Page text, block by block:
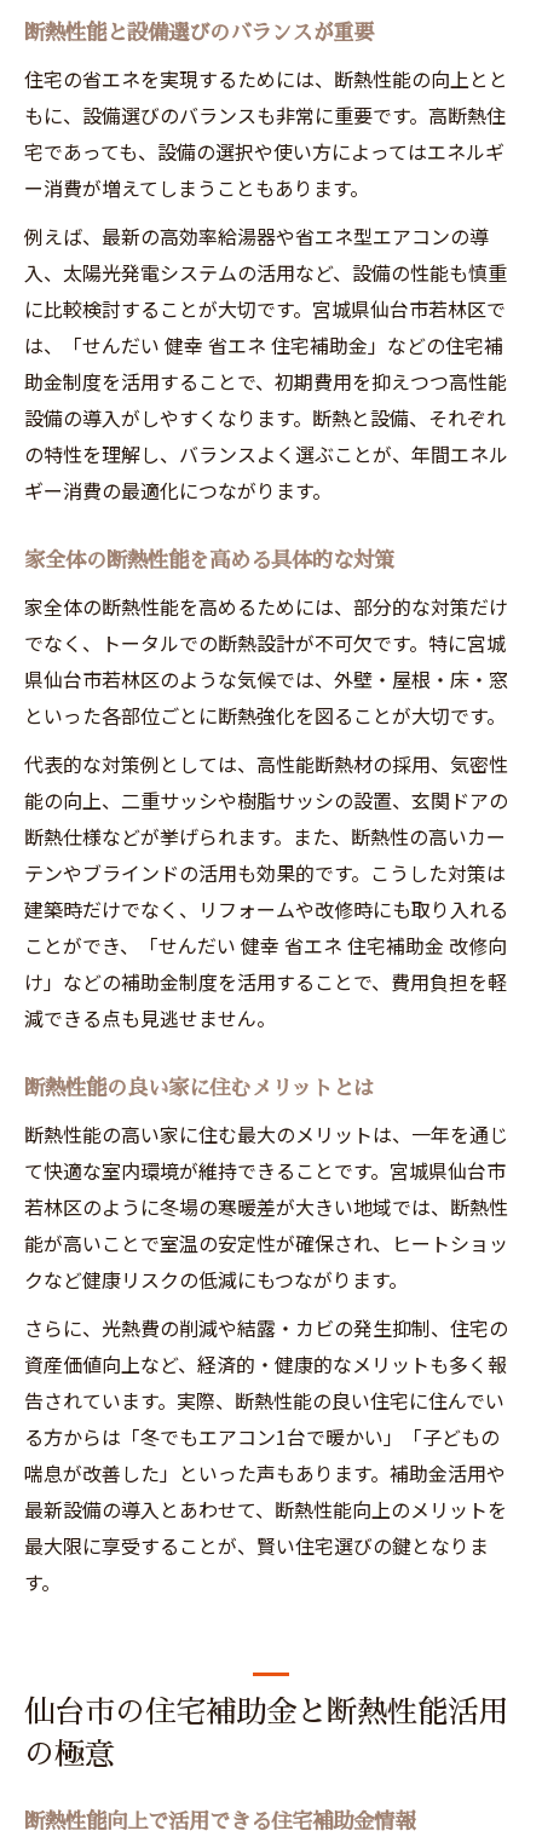
断熱性能と設備選びのバランスが重要
住宅の省エネを実現するためには、断熱性能の向上とと
もに、設備選びのバランスも非常に重要です。高断熱住
宅であっても、設備の選択や使い方によってはエネルギ
ー消費が増えてしまうこともあります。
例えば、最新の高効率給湯器や省エネ型エアコンの導
入、太陽光発電システムの活用など、設備の性能も慎重
に比較検討することが大切です。宮城県仙台市若林区で
は、「せんだい 健幸 省エネ 住宅補助金」などの住宅補
助金制度を活用することで、初期費用を抑えつつ高性能
設備の導入がしやすくなります。断熱と設備、それぞれ
の特性を理解し、バランスよく選ぶことが、年間エネル
ギー消費の最適化につながります。
家全体の断熱性能を高める具体的な対策
家全体の断熱性能を高めるためには、部分的な対策だけ
でなく、トータルでの断熱設計が不可欠です。特に宮城
県仙台市若林区のような気候では、外壁・屋根・床・窓
といった各部位ごとに断熱強化を図ることが大切です。
代表的な対策例としては、高性能断熱材の採用、気密性
能の向上、二重サッシや樹脂サッシの設置、玄関ドアの
断熱仕様などが挙げられます。また、断熱性の高いカー
テンやブラインドの活用も効果的です。こうした対策は
建築時だけでなく、リフォームや改修時にも取り入れる
ことができ、「せんだい 健幸 省エネ 住宅補助金 改修向
け」などの補助金制度を活用することで、費用負担を軽
減できる点も見逃せません。
断熱性能の良い家に住むメリットとは
断熱性能の高い家に住む最大のメリットは、一年を通じ
て快適な室内環境が維持できることです。宮城県仙台市
若林区のように冬場の寒暖差が大きい地域では、断熱性
能が高いことで室温の安定性が確保され、ヒートショッ
クなど健康リスクの低減にもつながります。
さらに、光熱費の削減や結露・カビの発生抑制、住宅の
資産価値向上など、経済的・健康的なメリットも多く報
告されています。実際、断熱性能の良い住宅に住んでい
る方からは「冬でもエアコン1台で暖かい」「子どもの
喘息が改善した」といった声もあります。補助金活用や
最新設備の導入とあわせて、断熱性能向上のメリットを
最大限に享受することが、賢い住宅選びの鍵となりま
す。
仙台市の住宅補助金と断熱性能活用
の極意
断熱性能向上で活用できる住宅補助金情報